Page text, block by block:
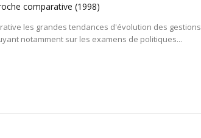
comparative (1998)
les grandes tendances d'évolution des gestions
notamment sur les examens de politiques...